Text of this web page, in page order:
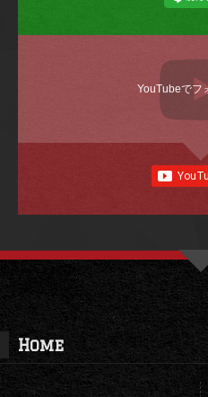
YouTubeでフ
Home